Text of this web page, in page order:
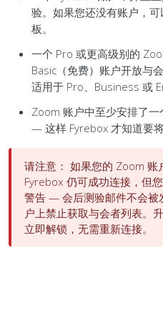
验。如果您还没有账户，
板。
一个 Pro 或更高级别的
Basic（免费）账户开放与
适用于 Pro、Business 或
Zoom 账户中至少安排了
— 这样 Fyrebox 才知道要
请注意： 如果您的 Zoom 账
Fyrebox 仍可成功连接，但
警告 — 会后测验邮件不会被
户上禁止获取与会者列表。
立即解锁，无需重新连接。